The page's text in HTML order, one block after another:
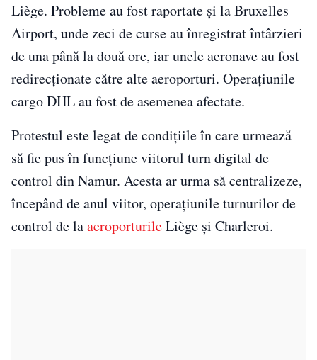
Liège. Probleme au fost raportate și la Bruxelles
Airport, unde zeci de curse au înregistrat întârzieri
de una până la două ore, iar unele aeronave au fost
redirecționate către alte aeroporturi. Operațiunile
cargo DHL au fost de asemenea afectate.
Protestul este legat de condițiile în care urmează
să fie pus în funcțiune viitorul turn digital de
control din Namur. Acesta ar urma să centralizeze,
începând de anul viitor, operațiunile turnurilor de
control de laaeroporturileLiège și Charleroi.